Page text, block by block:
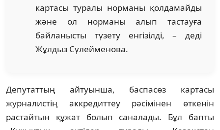
картасы туралы норманы қолдамайды
және ол норманы алып тастауға
байланысты түзету енгізілді, – деді
Жұлдыз Сүлейменова.
Депутаттың айтуынша, баспасөз картасы
журналистің аккредиттеу рәсімінен өткенін
растайтын құжат болып саналады. Бұл бапты